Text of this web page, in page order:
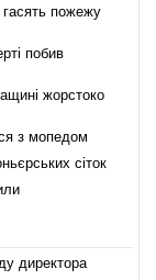
гасять пожежу
побив
жорстоко
з мопедом
сіток
директора